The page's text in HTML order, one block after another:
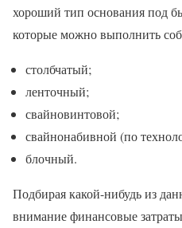
хороший тип основания под
которые можно выполнить
столбчатый;
ленточный;
свайновинтовой;
свайнонабивной (по
блочный.
Подбирая какой-нибудь из
внимание финансовые